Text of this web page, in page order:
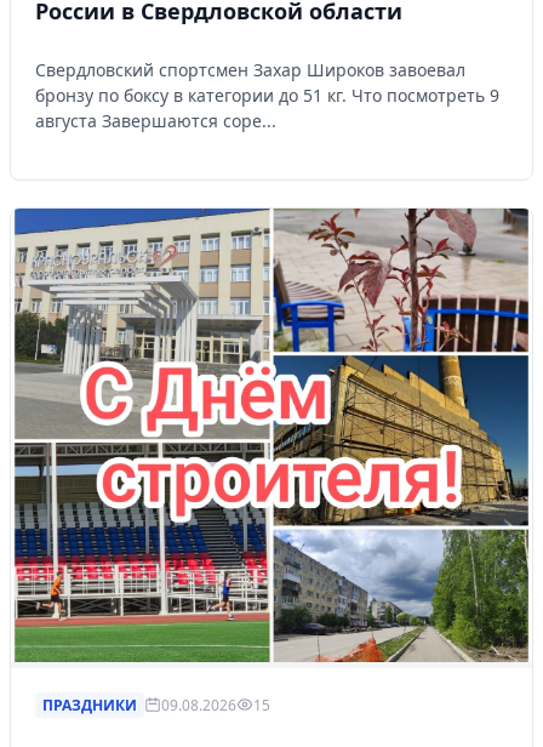
России в Свердловской области
Свердловский спортсмен Захар Широков завоевал
бронзу по боксу в категории до 51 кг. Что посмотреть 9
августа Завершаются соре...
ПРАЗДНИКИ 09.08.2026 15